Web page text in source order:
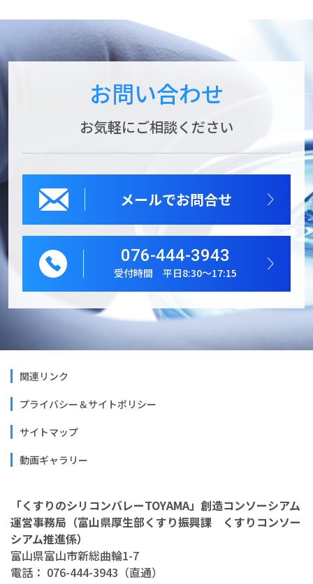
お問い合わせ
お気軽にご相談ください
メールでお問合せ
076-444-3943
受付時間 平日8:30～17:15
関連リンク
プライバシー＆サイトポリシー
サイトマップ
動画ギャラリー
「くすりのシリコンバレーTOYAMA」創造コンソーシアム
運営事務局（富山県厚生部くすり振興課 くすりコンソー
シアム推進係）
富山県富山市新総曲輪1-7
電話： 076-444-3943（直通）